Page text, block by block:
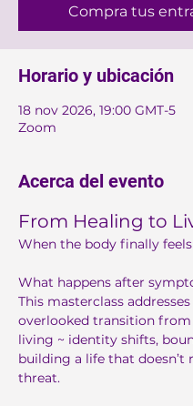
Compra tus
Horario y ubicación
18 nov 2026, 19:00 GMT-5
Zoom
Acerca del evento
From Healing to
When the body finally
What happens after
This masterclass
overlooked transition
living ~ identity shifts,
building a life that doesn’t
threat.